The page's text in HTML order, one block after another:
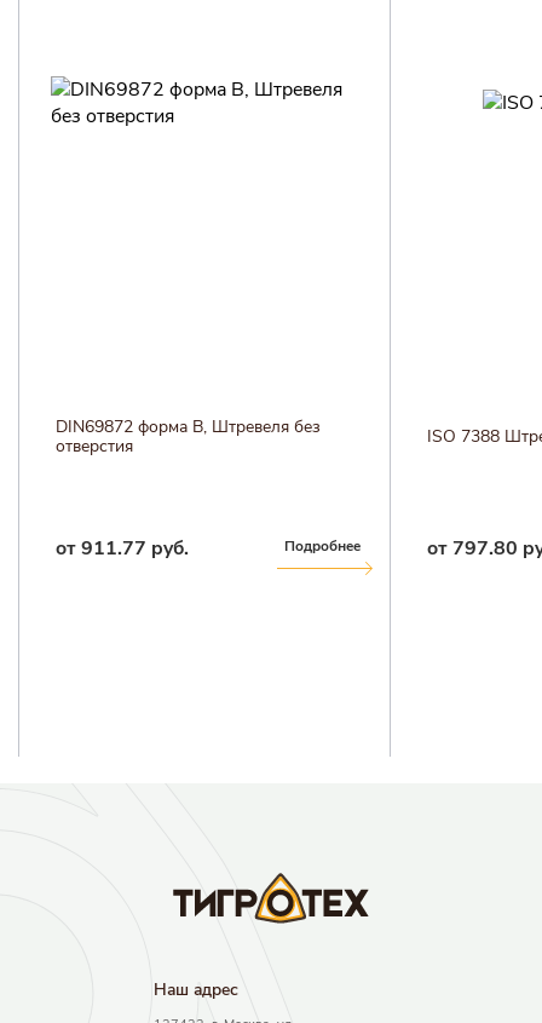
DIN69872 форма B, Штревеля без
отверстия
от 911.77 руб. Подробнее
ISO 7388
от 797.80
Наш адрec